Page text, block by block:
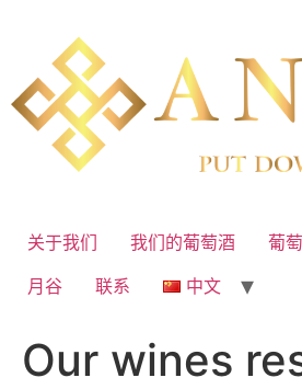
content
关于我们 我们的葡萄酒 葡
⽉⾕
联系 中⽂
Our wines